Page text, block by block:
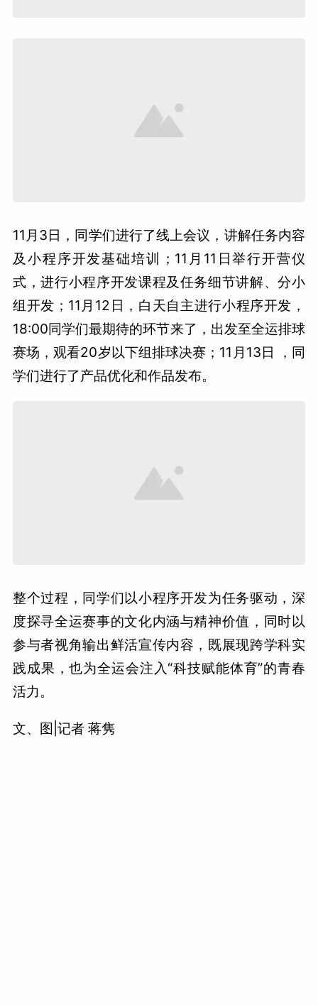
11月3日，同学们进行了线上会议，讲解任务内容
及小程序开发基础培训；11月11日举行开营仪
式，进行小程序开发课程及任务细节讲解、分小
组开发；11月12日，白天自主进行小程序开发，
18:00同学们最期待的环节来了，出发至全运排球
赛场，观看20岁以下组排球决赛；11月13日 ，同
学们进行了产品优化和作品发布。
整个过程，同学们以小程序开发为任务驱动，深
度探寻全运赛事的文化内涵与精神价值，同时以
参与者视角输出鲜活宣传内容，既展现跨学科实
践成果，也为全运会注入“科技赋能体育”的青春
活力。
文、图|记者 蒋隽